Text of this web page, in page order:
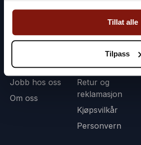
Tillat alle
Tilpass
Hurtiglenker
Mine sider
Sjømat og helse
Jobb hos oss
Om oss
Kundeservice
Logg inn
Registrer deg
Vanlige spørsmål
Kontakt oss
Retur og
reklamasjon
Kjøpsvilkår
Personvern